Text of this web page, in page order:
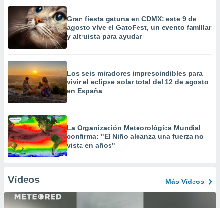
Gran fiesta gatuna en CDMX: este 9 de
agosto vive el GatoFest, un evento familiar
y altruista para ayudar
Los seis miradores imprescindibles para
vivir el eclipse solar total del 12 de agosto
en España
La Organización Meteorológica Mundial
confirma: "El Niño alcanza una fuerza no
vista en años"
Vídeos Más Vídeos